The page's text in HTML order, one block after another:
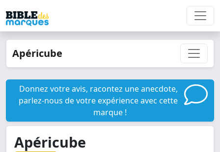
Apéricube
Donnez votre avis, racontez une anecdote,
parlez-nous de votre expérience avec cette
marque !
Apéricube